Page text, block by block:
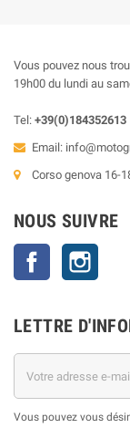
Vous pouvez nous
19h00 du lundi au
Tel: +39(0)184352613
Email:
Corso genova 16-
NOUS SUIVRE
Facebook
LETTRE
Vous pouvez vous